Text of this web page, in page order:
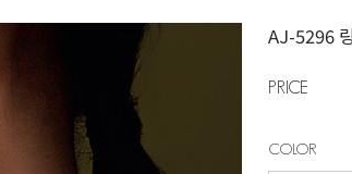
AJ-5296
PRICE
COLOR